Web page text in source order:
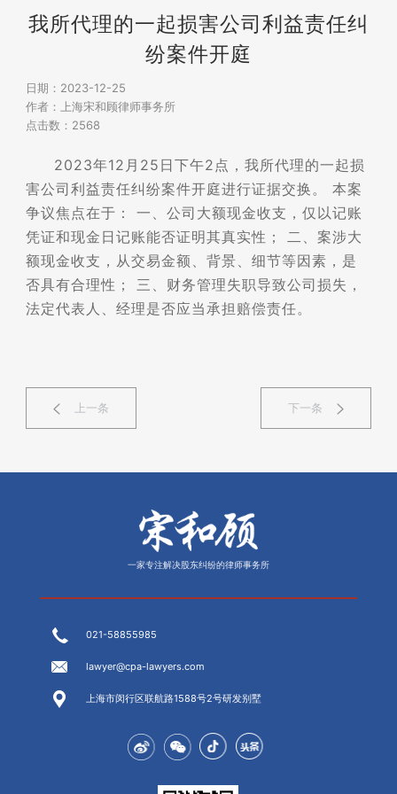
我所代理的一起损害公司利益责任纠
纷案件开庭
日期：2023-12-25
作者：上海宋和顾律师事务所
点击数：2568
2023年12月25日下午2点，我所代理的一起损
害公司利益责任纠纷案件开庭进行证据交换。 本案
争议焦点在于： 一、公司大额现金收支，仅以记账
凭证和现金日记账能否证明其真实性； 二、案涉大
额现金收支，从交易金额、背景、细节等因素，是
否具有合理性； 三、财务管理失职导致公司损失，
法定代表人、经理是否应当承担赔偿责任。
上一条 下一条
一家专注解决股东纠纷的律师事务所
021-58855985
lawyer@cpa-lawyers.com
上海市闵行区联航路1588号2号研发别墅